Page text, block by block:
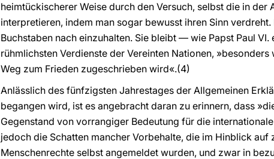
heimtückischerer Weise durch den Versuch, selbst die in
interpretieren, indem man sogar bewusst ihren Sinn
Buchstaben nach einzuhalten. Sie bleibt — wie Papst Paul
rühmlichsten Verdienste der Vereinten Nationen,
Weg zum Frieden zugeschrieben wird«.(4)
Anlässlich des fünfzigsten Jahrestages der Allgemeinen
begangen wird, ist es angebracht daran zu erinnern, dass
Gegenstand von vorrangiger Bedeutung für die
jedoch die Schatten mancher Vorbehalte, die im Hinblick
Menschenrechte selbst angemeldet wurden, und zwar in